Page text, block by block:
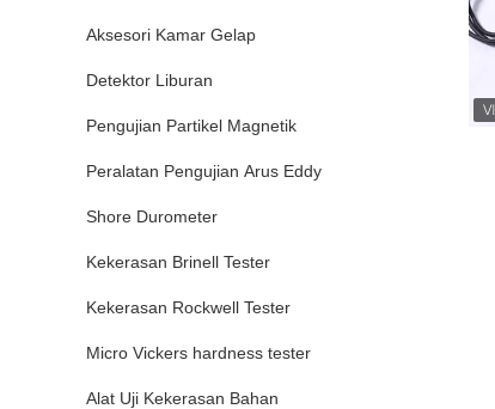
Aksesori Kamar Gelap
Detektor Liburan
Pengujian Partikel Magnetik
Peralatan Pengujian Arus Eddy
Shore Durometer
Kekerasan Brinell Tester
Kekerasan Rockwell Tester
Micro Vickers hardness tester
Alat Uji Kekerasan Bahan